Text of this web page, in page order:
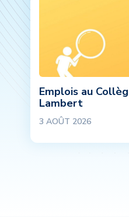
Emplois au
Lambert
3 AOÛT 2026